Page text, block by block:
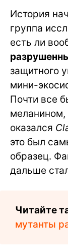
История
группа
есть ли
защитного
мини-
Почти все
оказался
это был
образец.
дальше
Читайте
мутанты